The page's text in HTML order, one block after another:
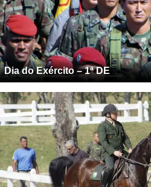
Dia do Exército – 1ª DE